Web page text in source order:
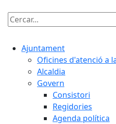
Cercar:
Ajuntament
Oficines d'atenció a
Alcaldia
Govern
Consistori
Regidories
Agenda política